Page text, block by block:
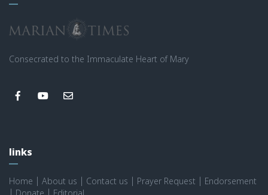
Consecrated to the Immaculate Heart of Mary
links
Home About us Contact us Prayer Request
Endorsement